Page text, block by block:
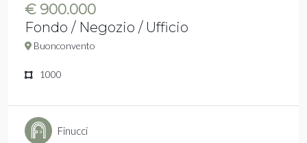
€ 900.000
Fondo / Negozio / Ufficio
Buonconvento
1000
Finucci